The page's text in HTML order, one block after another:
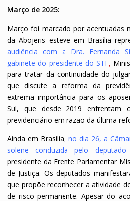
Março de 2025:
Março foi marcado por acentuadas
da Abojeris esteve em Brasília
audiência com a Dra. Fernanda
gabinete do presidente do STF,
para tratar da continuidade do
que discute a reforma da
extrema importância para os
Sul, que desde 2019 enfrentam
previdenciário em razão da última
Ainda em Brasília, no dia 26, a
solene conduzida pelo
presidente da Frente Parlamentar
de Justiça. Os deputados
que propõe reconhecer a atividade
de risco permanente. Apesar do